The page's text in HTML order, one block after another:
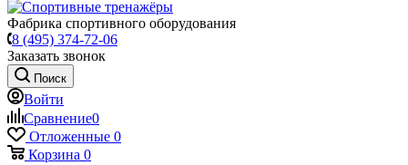
Фабрика спортивного оборудования
8 (495) 374-72-06
Заказать звонок
Поиск
Войти
Сравнение0
Отложенные 0
Корзина 0